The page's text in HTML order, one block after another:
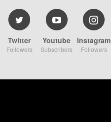
Twitter
Followers
Youtube
Subscribers
Instagram
Followers